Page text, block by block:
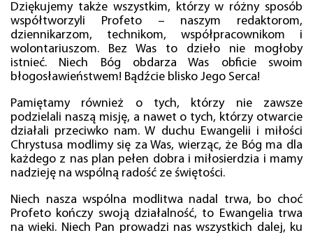
Dziękujemy także wszystkim, którzy w różny sposób
współtworzyli Profeto – naszym redaktorom,
dziennikarzom, technikom, współpracownikom i
wolontariuszom. Bez Was to dzieło nie mogłoby
istnieć. Niech Bóg obdarza Was obficie swoim
błogosławieństwem! Bądźcie blisko Jego Serca!
Pamiętamy również o tych, którzy nie zawsze
podzielali naszą misję, a nawet o tych, którzy otwarcie
działali przeciwko nam. W duchu Ewangelii i miłości
Chrystusa modlimy się za Was, wierząc, że Bóg ma dla
każdego z nas plan pełen dobra i miłosierdzia i mamy
nadzieję na wspólną radość ze świętości.
Niech nasza wspólna modlitwa nadal trwa, bo choć
Profeto kończy swoją działalność, to Ewangelia trwa
na wieki. Niech Pan prowadzi nas wszystkich dalej, ku